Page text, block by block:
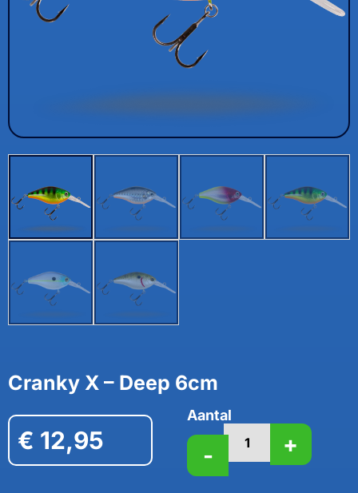
Cranky X – Deep 6cm
€ 12,95
Aantal
- +